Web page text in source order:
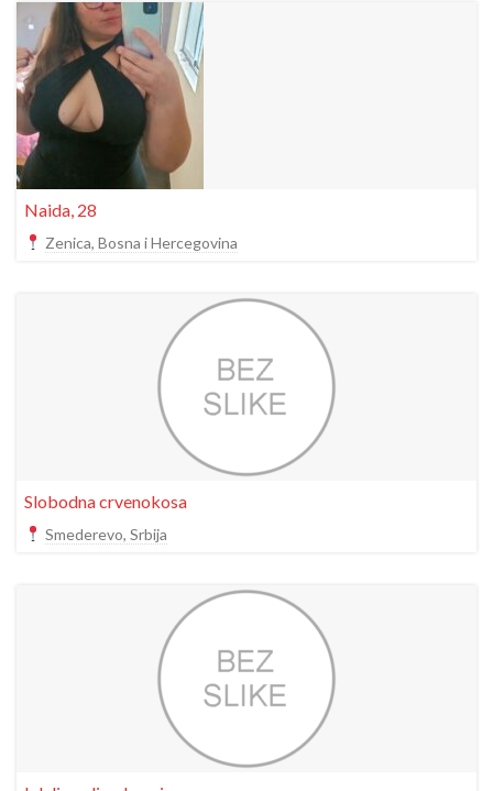
Naida, 28
Zenica, Bosna i Hercegovina
Slobodna crvenokosa
Smederevo, Srbija